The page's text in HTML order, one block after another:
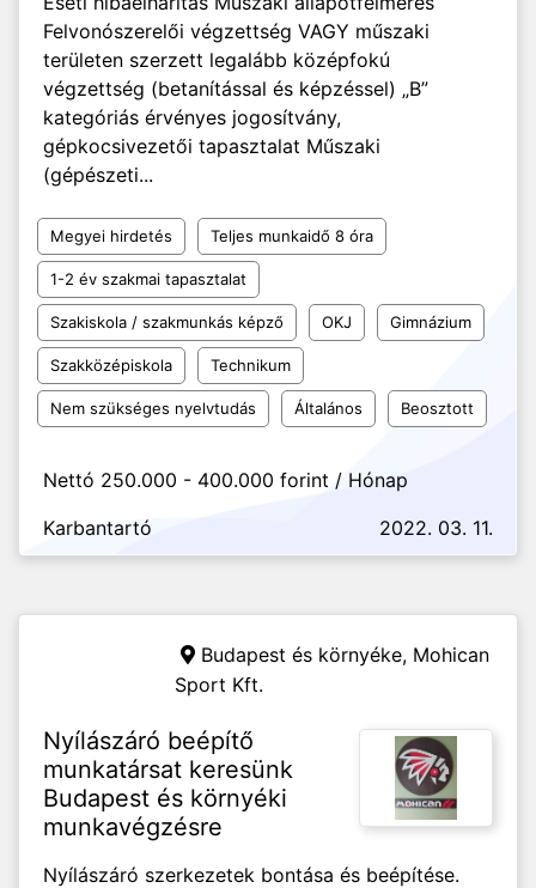
Felvonószerelői végzettség VAGY műszaki
területen szerzett legalább középfokú
végzettség (betanítással és képzéssel) „B”
kategóriás érvényes jogosítvány,
gépkocsivezetői tapasztalat Műszaki
(gépészeti...
Megyei hirdetés Teljes munkaidő 8 óra
1-2 év szakmai tapasztalat
Szakiskola / szakmunkás képző OKJ Gimnázium
Szakközépiskola Technikum
Nem szükséges nyelvtudás Általános Beosztott
Nettó 250.000 - 400.000 forint / Hónap
Karbantartó
2022. 03. 11.
Budapest és környéke, Mohican
Sport Kft.
Nyílászáró beépítő
munkatársat keresünk
Budapest és környéki
munkavégzésre
Nyílászáró szerkezetek bontása és beépítése.